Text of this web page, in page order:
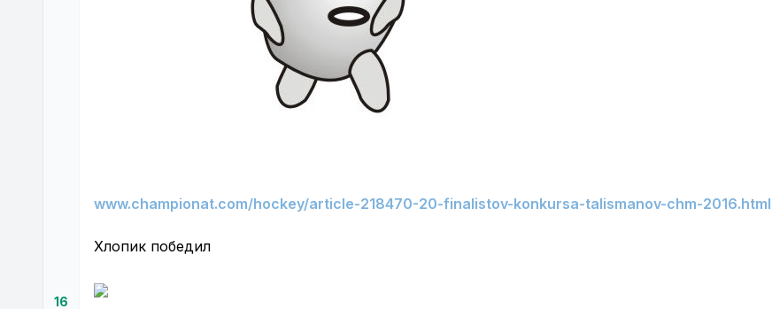
16
www.championat.com/hockey/article-218470-20-finalistov-konkursa-talismanov-chm-2016.html
Хлопик победил